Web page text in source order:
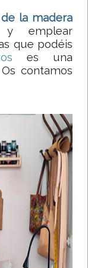
la madera
emplear
que podéis
es una
contamos